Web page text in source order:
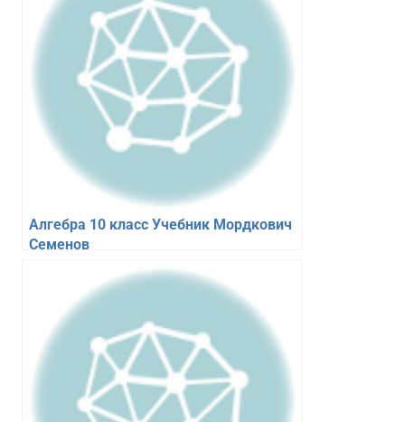
Алгебра 10 класс Учебник Мордкович
Семенов